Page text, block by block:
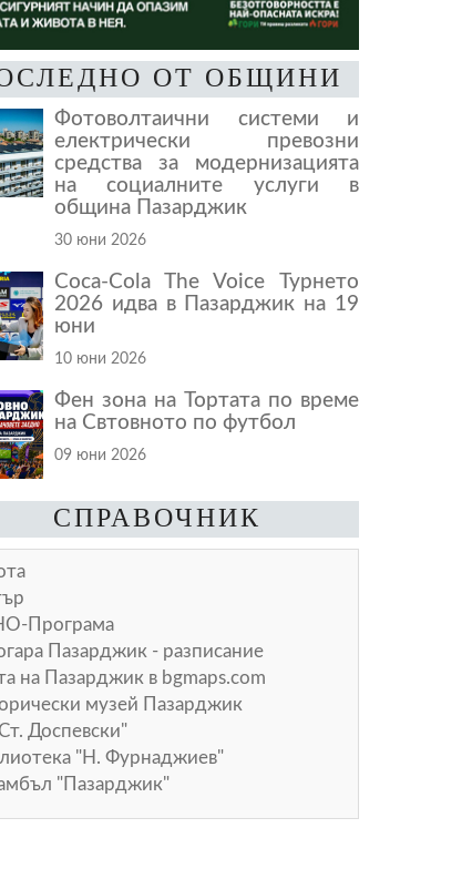
ОТ ОБЩИНИ
Фотоволтаични системи и
електрически превозни
средства за модернизацията
на социалните услуги в
община Пазарджик
30 юни 2026
Coca-Cola The Voice Турнето
2026 идва в Пазарджик на 19
юни
10 юни 2026
Фен зона на Тортата по време
на Свтовното по футбол
09 юни 2026
СПРАВОЧНИК
Програма
Пазарджик - разписание
на Пазарджик в bgmaps.com
музей Пазарджик
Доспевски"
"Н. Фурнаджиев"
"Пазарджик"